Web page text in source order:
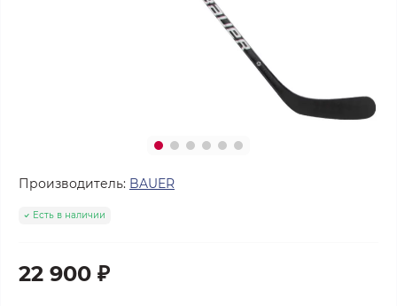
Производитель: BAUER
Есть в наличии
22 900 ₽